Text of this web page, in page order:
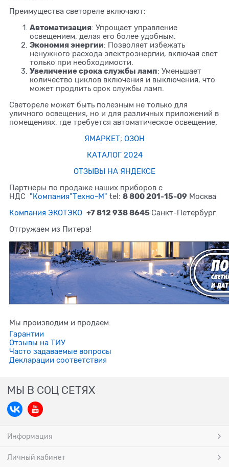
Преимущества светореле включают:
Автоматизация: Упрощает управление
освещением, делая его более удобным.
Экономия энергии: Позволяет избежать
ненужного расхода электроэнергии, включая свет
только при необходимости.
Увеличение срока службы ламп: Уменьшает
количество циклов включения и выключения, что
может продлить срок службы ламп.
Светореле может быть полезным не только для
уличного освещения, но и для различных приложений в
помещениях, где требуется автоматическое освещение.
ЯМАРКЕТ; ОЗОН
КАТАЛОГ 2024
ОТЗЫВЫ НА ЯНДЕКСЕ
Партнеры по продаже наших приборов с
НДС "Компания"Техно-М" tel: 8 800 201-15-09 Москва
Компания ЭКОТЭКО +7 812 938 8645 Санкт-Петербург
Отгружаем из Питера!
Мы производим и продаем.
Гарантии
Отзывы на ТИУ
Часто задаваемые вопросы
Декларации соответствия
МЫ В СОЦ СЕТЯХ
Информация
Личный кабинет